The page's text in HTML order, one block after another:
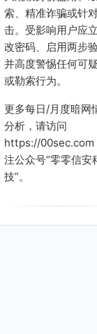
索、精准诈骗或针
击。受影响用户应
改密码、启用两步
并高度警惕任何可
或勒索行为。
更多每日/月度暗网
分析，请访问
https://00sec.com
注公众号“零零信安
技”。